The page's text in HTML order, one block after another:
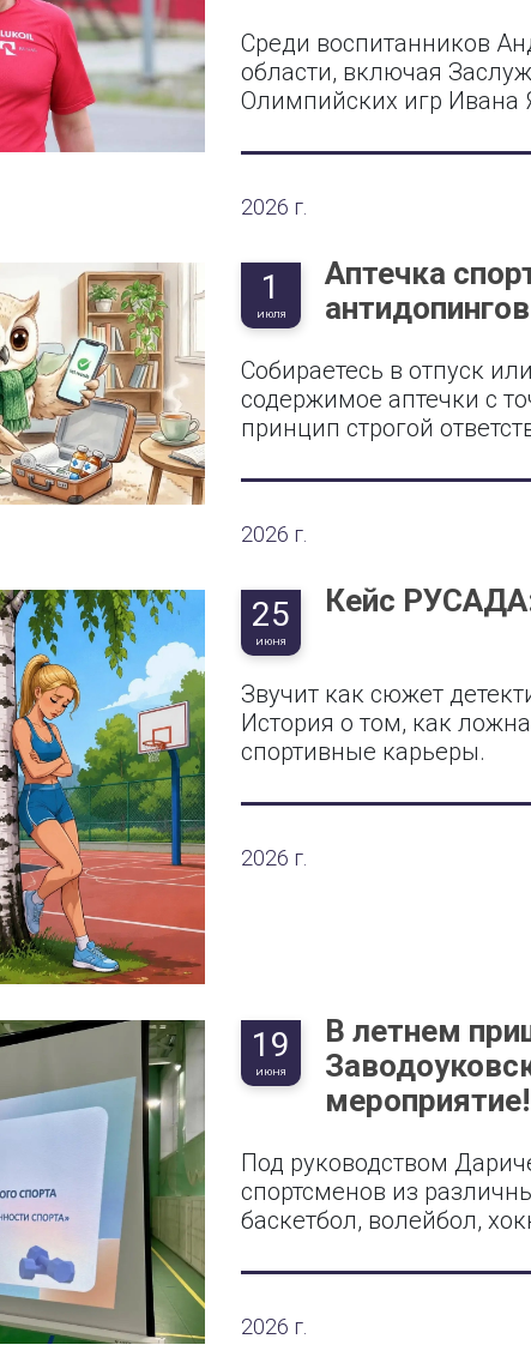
Среди воспитанников
области, включая
Олимпийских игр Ивана
2026 г.
1
ИЮЛЯ
Аптечка
Собираетесь в отпуск
содержимое аптечки с
принцип строгой
2026 г.
25
ИЮНЯ
Кейс
Звучит как сюжет
История о том, как
спортивные карьеры.
2026 г.
19
ИЮНЯ
В летнем
мероприятие!
Под руководством
спортсменов из
баскетбол, волейбол,
2026 г.